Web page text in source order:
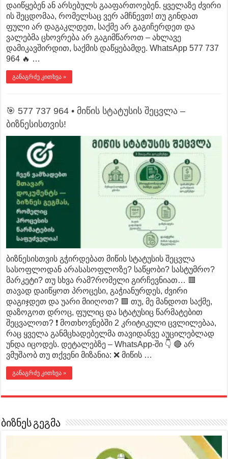
დაიწყებენ ან არსებულს გააფართოებენ. ყველაზე ძვირი
ის შეცდომაა, რომელსაც ვერ ამჩნევთ! თუ გინდათ
ფული არ დაგაკლდეთ, საქმე არ გაგიჩერდეთ და
ვალებმა ცხოვრება არ გაგიმწაროთ – ახლავე
დამიკავშირდით, საქმის დაწყებამდე. WhatsApp 577 737
964 🔥 …
განაგრძე კითხვა »
🎯 577 737 964 • მიწის სტატუსის შეცვლა –
ბიზნესისთვის!
ბიზნესისთვის გჭირდებათ მიწის სტატუსის შეცვლა
სასოფლოდან არასასოფლოზე? საწყობი? სასტუმრო?
მარკეტი? თუ სხვა რამ?რომელი გირჩევნიათ… 🟥
თავად დაიწყოთ პროცესი, გაჭიანურდეს, ძვირი
დაგიჯდეთ და უარი მიიღოთ? 🟩 თუ, მე მანდოთ საქმე,
დაზოგოთ დროც, ფულიც და სტატუსიც წარმატებით
შეცვალოთ? ❗ მოთხოვნებში 2 კრიტიკული ცვლილებაა,
რაც ყველა განმცხადებელმა თავიდანვე აუცილებლად
უნდა იცოდეს. დეტალებზე – WhatsApp-ში 👇 🔴 არ
ვმუშაობ თუ თქვენი მიზანია: ❌ მიწის …
განაგრძე კითხვა »
ბიზნეს გეგმა